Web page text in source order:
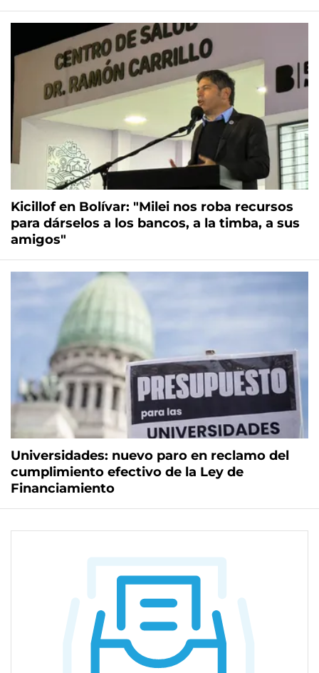
Kicillof en Bolívar: "Milei nos roba recursos
para dárselos a los bancos, a la timba, a sus
amigos"
Universidades: nuevo paro en reclamo del
cumplimiento efectivo de la Ley de
Financiamiento